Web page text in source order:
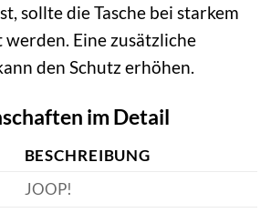
sollte die Tasche bei starkem
werden. Eine zusätzliche
den Schutz erhöhen.
im Detail
BESCHREIBUNG
JOOP!